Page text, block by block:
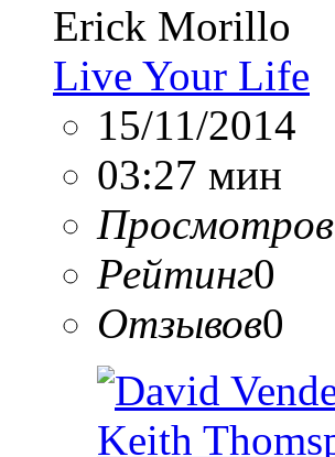
Erick Morillo
Live Your Life
15/11/2014
03:27 мин
Просмотров
Рейтинг0
Отзывов0